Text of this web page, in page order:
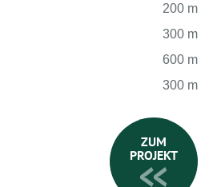
200 m
300 m
600 m
300 m
ZUM
PROJEKT